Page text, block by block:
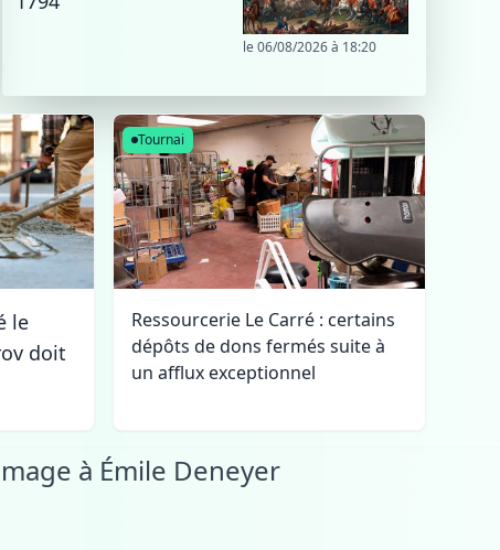
le 06/08/2026 à 18:20
le
doit
Tournai
Ressourcerie Le Carré : certains
dépôts de dons fermés suite à
un afflux exceptionnel
à Émile Deneyer